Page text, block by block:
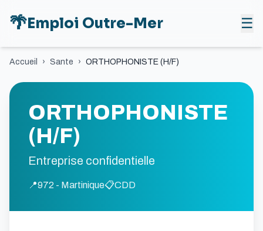
🌴Emploi Outre-Mer ☰
Accueil › Sante › ORTHOPHONISTE (H/F)
ORTHOPHONISTE
(H/F)
Entreprise confidentielle
📍972 - Martinique📋CDD